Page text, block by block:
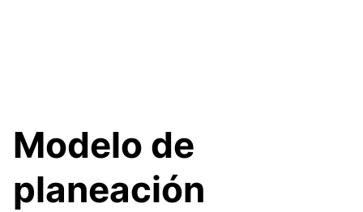
Modelo de
planeación